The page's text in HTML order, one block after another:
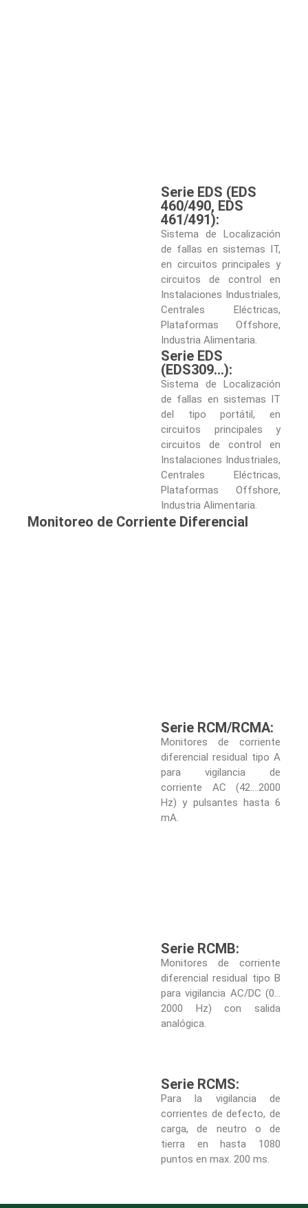
Serie EDS (EDS
460/490, EDS
461/491):
Sistema de Localización
de fallas en sistemas IT,
en circuitos principales y
circuitos de control en
Instalaciones Industriales,
Centrales Eléctricas,
Plataformas Offshore,
Industria Alimentaria.
Serie EDS
(EDS309…):
Sistema de Localización
de fallas en sistemas IT
del tipo portátil, en
circuitos principales y
circuitos de control en
Instalaciones Industriales,
Centrales Eléctricas,
Plataformas Offshore,
Industria Alimentaria.
Monitoreo de Corriente Diferencial
Serie RCM/RCMA:
Monitores de corriente
diferencial residual tipo A
para vigilancia de
corriente AC (42….2000
Hz) y pulsantes hasta 6
mA.
Serie RCMB:
Monitores de corriente
diferencial residual tipo B
para vigilancia AC/DC (0…
2000 Hz) con salida
analógica.
Serie RCMS:
Para la vigilancia de
corrientes de defecto, de
carga, de neutro o de
tierra en hasta 1080
puntos en max. 200 ms.